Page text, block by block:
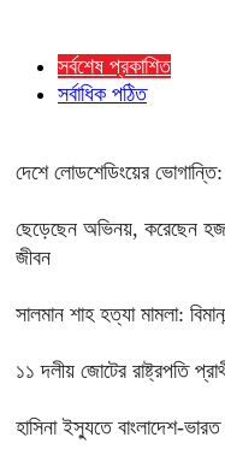
সর্বশেষ প্রকাশিত
সর্বাধিক পঠিত
দেশে লোডশেডিংয়ের
ছেড়েছেন অভিনয়, করেছেন
জীবন
সালমান শাহ হত্যা মামলা:
১১ দলীয় জোটের রাষ্ট্রপতি
হাসিনা ইস্যুতে বাংলাদেশ-